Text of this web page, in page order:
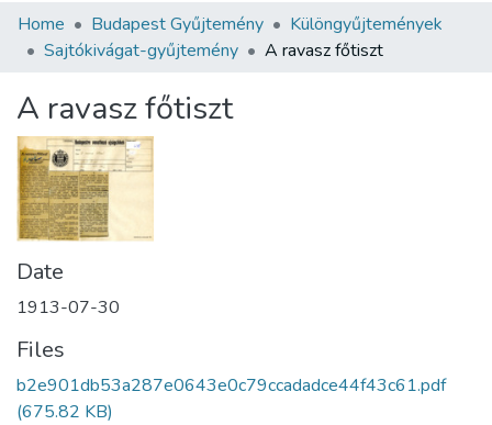
Communities & Collections
Statistics
About us
Home Budapest Gyűjtemény
Különgyűjtemények
Sajtókivágat-gyűjtemény
A ravasz főtiszt
A ravasz főtiszt
Date
1913-07-30
Files
b2e901db53a287e0643e0c79ccadadce44f43c61.pdf
(675.82 KB)